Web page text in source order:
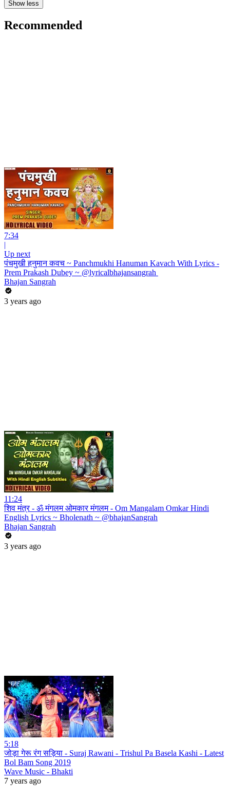
Show less
Recommended
7:34
|
Up next
पंचमुखी हनुमान कवच ~ Panchmukhi Hanuman Kavach With Lyrics -
Prem Prakash Dubey ~ @lyricalbhajansangrah ​
Bhajan Sangrah
3 years ago
11:24
शिव मंत्र - ॐ मंगलम ओमकार मंगलम - Om Mangalam Omkar Hindi
English Lyrics ~ Bholenath ~ @bhajanSangrah
Bhajan Sangrah
3 years ago
5:18
जोड़ा गेरू रंग सड़िया - Suraj Rawani - Trishul Pa Basela Kashi - Latest
Bol Bam Song 2019
Wave Music - Bhakti
7 years ago